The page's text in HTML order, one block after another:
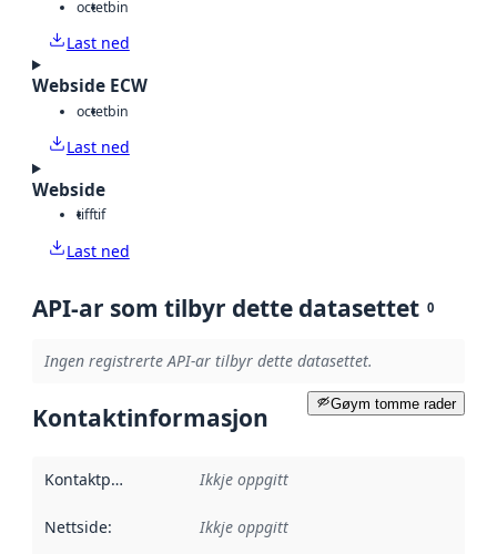
octetbin
Last ned
Webside ECW
octetbin
Last ned
Webside
tifftif
Last ned
API-ar som tilbyr dette datasettet 0
Ingen registrerte API-ar tilbyr dette datasettet.
Gøym tomme rader
Kontaktinformasjon
Kontaktpunkt Ikkje oppgitt
Nettside: Ikkje oppgitt